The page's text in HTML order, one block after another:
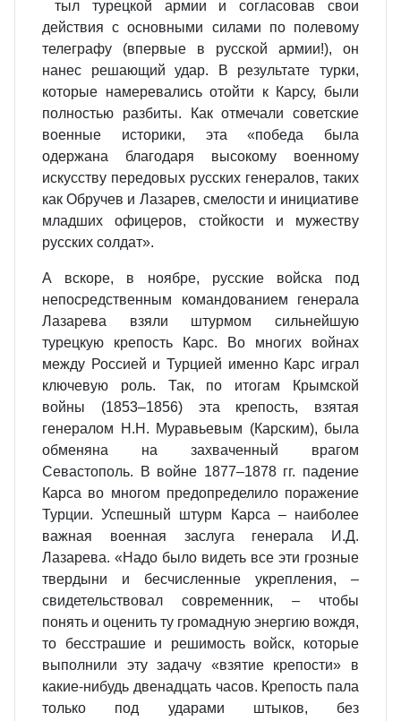
тыл турецкой армии и согласовав свои
действия с основными силами по полевому
телеграфу (впервые в русской армии!), он
нанес решающий удар. В результате турки,
которые намеревались отойти к Карсу, были
полностью разбиты. Как отмечали советские
военные историки, эта «победа была
одержана благодаря высокому военному
искусству передовых русских генералов, таких
как Обручев и Лазарев, смелости и инициативе
младших офицеров, стойкости и мужеству
русских солдат».
А вскоре, в ноябре, русские войска под
непосредственным командованием генерала
Лазарева взяли штурмом сильнейшую
турецкую крепость Карс. Во многих войнах
между Россией и Турцией именно Карс играл
ключевую роль. Так, по итогам Крымской
войны (1853–1856) эта крепость, взятая
генералом Н.Н. Муравьевым (Карским), была
обменяна на захваченный врагом
Севастополь. В войне 1877–1878 гг. падение
Карса во многом предопределило поражение
Турции. Успешный штурм Карса – наиболее
важная военная заслуга генерала И.Д.
Лазарева. «Надо было видеть все эти грозные
твердыни и бесчисленные укрепления, –
свидетельствовал современник, – чтобы
понять и оценить ту громадную энергию вождя,
то бесстрашие и решимость войск, которые
выполнили эту задачу «взятие крепости» в
какие-нибудь двенадцать часов. Крепость пала
только под ударами штыков, без